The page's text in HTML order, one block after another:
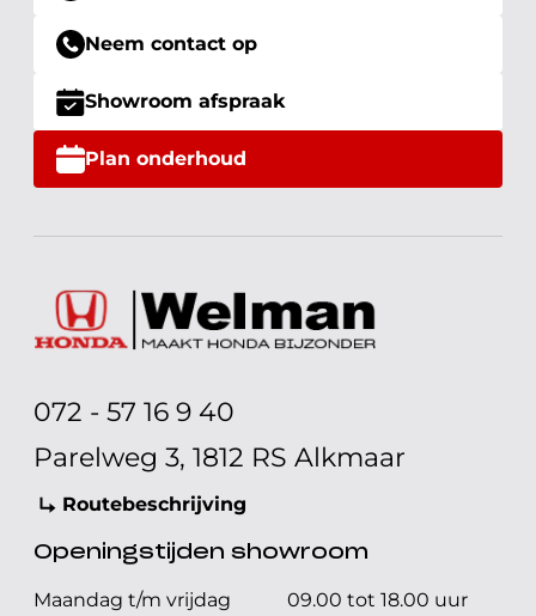
Neem contact op
Showroom afspraak
Plan onderhoud
072 - 57 16 9 40
Parelweg 3, 1812 RS Alkmaar
Routebeschrijving
Openingstijden showroom
Maandag t/m vrijdag
09.00 tot 18.00 uur